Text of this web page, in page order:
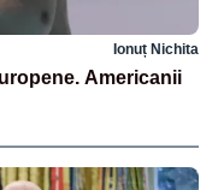
Ionuț Nichita
Americanii